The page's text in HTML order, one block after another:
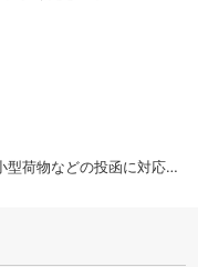
型荷物などの投函に対応…